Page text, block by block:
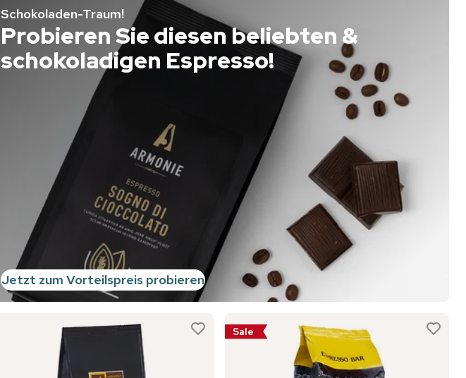
Schokoladen-Traum!
Probieren Sie diesen beliebten &
schokoladigen Espresso!
Jetzt zum Vorteilspreis probieren
Sale